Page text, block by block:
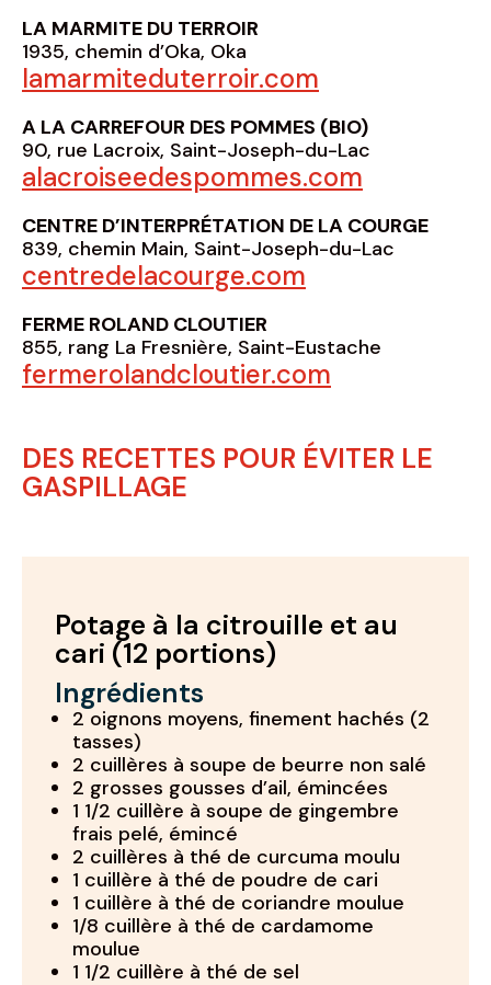
LA MARMITE DU TERROIR
1935, chemin d’Oka, Oka
lamarmiteduterroir.com
A LA CARREFOUR DES POMMES (BIO)
90, rue Lacroix, Saint-Joseph-du-Lac
alacroiseedespommes.com
CENTRE D’INTERPRÉTATION DE LA COURGE
839, chemin Main, Saint-Joseph-du-Lac
centredelacourge.com
FERME ROLAND CLOUTIER
855, rang La Fresnière, Saint-Eustache
fermerolandcloutier.com
DES RECETTES POUR ÉVITER LE
GASPILLAGE
Potage à la citrouille et au
cari (12 portions)
Ingrédients
2 oignons moyens, finement hachés (2
tasses)
2 cuillères à soupe de beurre non salé
2 grosses gousses d’ail, émincées
1 1/2 cuillère à soupe de gingembre
frais pelé, émincé
2 cuillères à thé de curcuma moulu
1 cuillère à thé de poudre de cari
1 cuillère à thé de coriandre moulue
1/8 cuillère à thé de cardamome
moulue
1 1/2 cuillère à thé de sel